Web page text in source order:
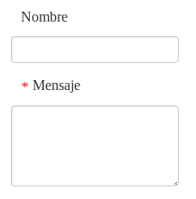
Nombre
* Mensaje